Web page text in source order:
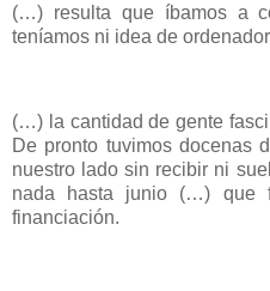
(…) resulta que íbamos a
teníamos ni idea de
(…) la cantidad de gente
De pronto tuvimos docenas
nuestro lado sin recibir ni
nada hasta junio (…) que
financiación.